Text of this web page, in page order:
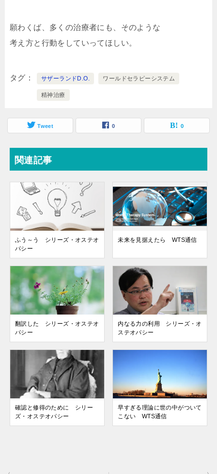
願わくば、多くの治療者にも、そのような
考え方と行動をしていってほしい。
タグ サザーランドD.O. ワールドセラピーシステム
精神治療
Tweet 0 0
関連記事
ふう～う シリーズ・オステオ
パシー
未来を見据えたら WTS通信
翻訳した シリーズ・オステオ
パシー
内なる力の利用 シリーズ・オ
ステオパシー
確認と修得のために シリー
ズ・オステオパシー
早すぎる理論に世の中がついて
こない WTS通信